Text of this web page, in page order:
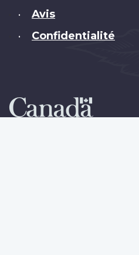
• Avis
• Confidentialité